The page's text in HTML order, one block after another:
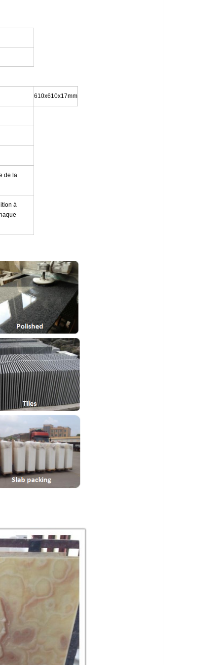
610x610x17mm
de la
à